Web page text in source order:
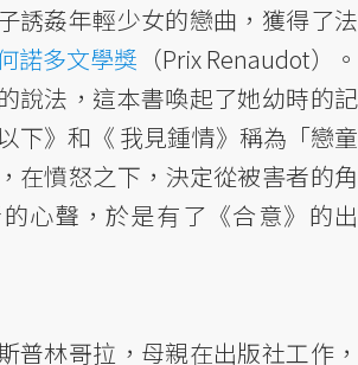
誘姦年輕少女的戀曲，獲得了法
諾多文學獎 （Prix Renaudot）。
說法，這本書喚起了她幼時的記
下》和《 我見鍾情》稱為「戀童
在憤怒之下，決定從被害者的角
心聲，於是有了《合意》的出
普林哥拉，母親在出版社工作，